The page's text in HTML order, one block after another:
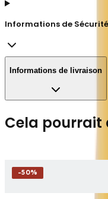
Informations de Sécurité
Informations de livraison
Cela pourrait
-50%